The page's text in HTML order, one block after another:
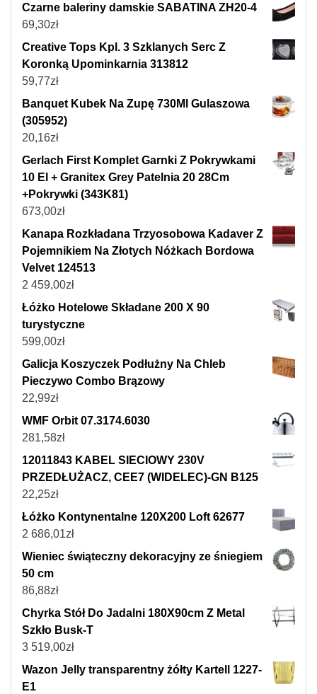
Czarne baleriny damskie SABATINA ZH20-4
69,30zł
Creative Tops Kpl. 3 Szklanych Serc Z
Koronką Upominkarnia 313812
59,77zł
Banquet Kubek Na Zupę 730Ml Gulaszowa
(305952)
20,16zł
Gerlach First Komplet Garnki Z Pokrywkami
10 El + Granitex Grey Patelnia 20 28Cm
+Pokrywki (343K81)
673,00zł
Kanapa Rozkładana Trzyosobowa Kadaver Z
Pojemnikiem Na Złotych Nóżkach Bordowa
Velvet 124513
2 459,00zł
Łóżko Hotelowe Składane 200 X 90
turystyczne
599,00zł
Galicja Koszyczek Podłużny Na Chleb
Pieczywo Combo Brązowy
22,99zł
WMF Orbit 07.3174.6030
281,58zł
12011843 KABEL SIECIOWY 230V
PRZEDŁUŻACZ, CEE7 (WIDELEC)-GN B125
22,25zł
Łóżko Kontynentalne 120X200 Loft 62677
2 686,01zł
Wieniec świąteczny dekoracyjny ze śniegiem
50 cm
86,88zł
Chyrka Stół Do Jadalni 180X90cm Z Metal
Szkło Busk-T
3 519,00zł
Wazon Jelly transparentny żółty Kartell 1227-
E1